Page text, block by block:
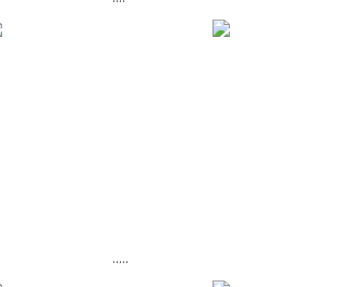
.....